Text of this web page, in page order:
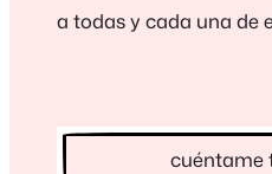
a todas y cada una de
cuéntame